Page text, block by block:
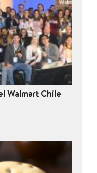
Walmart Chile